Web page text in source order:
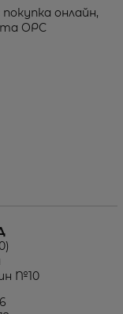
онлайн,
ОРС
№10